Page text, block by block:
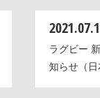
ラグビー
知らせ（日